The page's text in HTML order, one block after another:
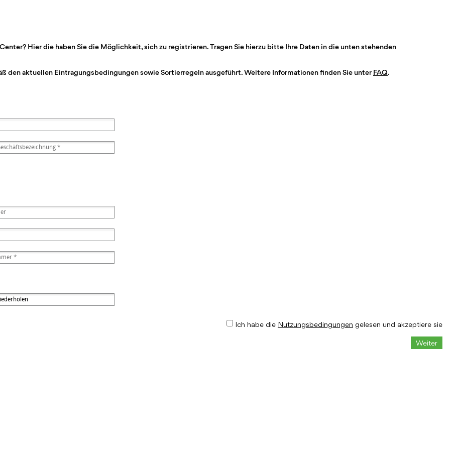
Hier die haben Sie die Möglichkeit, sich zu registrieren. Tragen Sie hierzu bitte Ihre Daten in die unten stehenden
den aktuellen Eintragungsbedingungen sowie Sortierregeln ausgeführt. Weitere Informationen finden Sie unter FAQ.
Ich habe die Nutzungsbedingungen gelesen und akzeptiere sie